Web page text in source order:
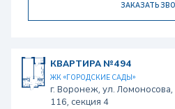
ЗАКАЗАТЬ
КВАРТИРА №494
ЖК «ГОРОДСКИЕ САДЫ»
г. Воронеж, ул. Ломоносова,
116, секция 4